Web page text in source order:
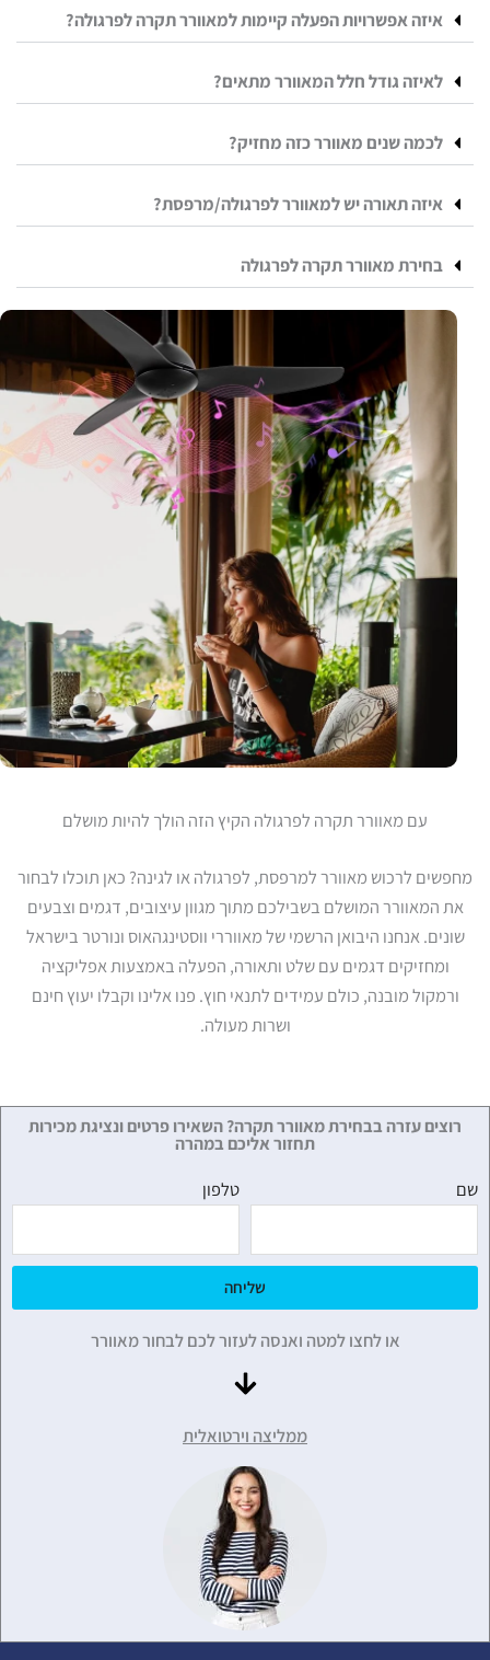
איזה אפשרויות הפעלה קיימות למאוורר תקרה לפרגולה?
לאיזה גודל חלל המאוורר מתאים?
לכמה שנים מאוורר כזה מחזיק?
איזה תאורה יש למאוורר לפרגולה/מרפסת?
בחירת מאוורר תקרה לפרגולה
עם מאוורר תקרה לפרגולה הקיץ הזה הולך להיות מושלם
מחפשים לרכוש מאוורר למרפסת, לפרגולה או לגינה? כאן תוכלו לבחור
את המאוורר המושלם בשבילכם מתוך מגוון עיצובים, דגמים וצבעים
שונים. אנחנו היבואן הרשמי של מאווררי ווסטינגהאוס ונורטר בישראל
ומחזיקים דגמים עם שלט ותאורה, הפעלה באמצעות אפליקציה
ורמקול מובנה, כולם עמידים לתנאי חוץ. פנו אלינו וקבלו יעוץ חינם
ושרות מעולה.
רוצים עזרה בבחירת מאוורר תקרה? השאירו פרטים ונציגת מכירות
תחזור אליכם במהרה
שם טלפון
שליחה
או לחצו למטה ואנסה לעזור לכם לבחור מאוורר
ממליצה וירטואלית